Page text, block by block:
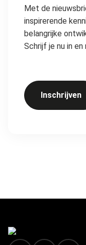
Met de
inspirerende
belangrijke
Schrijf je nu in
Inschrijven
FOOTER